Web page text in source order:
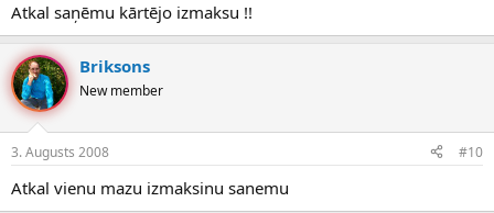
Atkal saņēmu kārtējo izmaksu !!
Briksons
New member
3. Augusts 2008 #10
Atkal vienu mazu izmaksinu sanemu